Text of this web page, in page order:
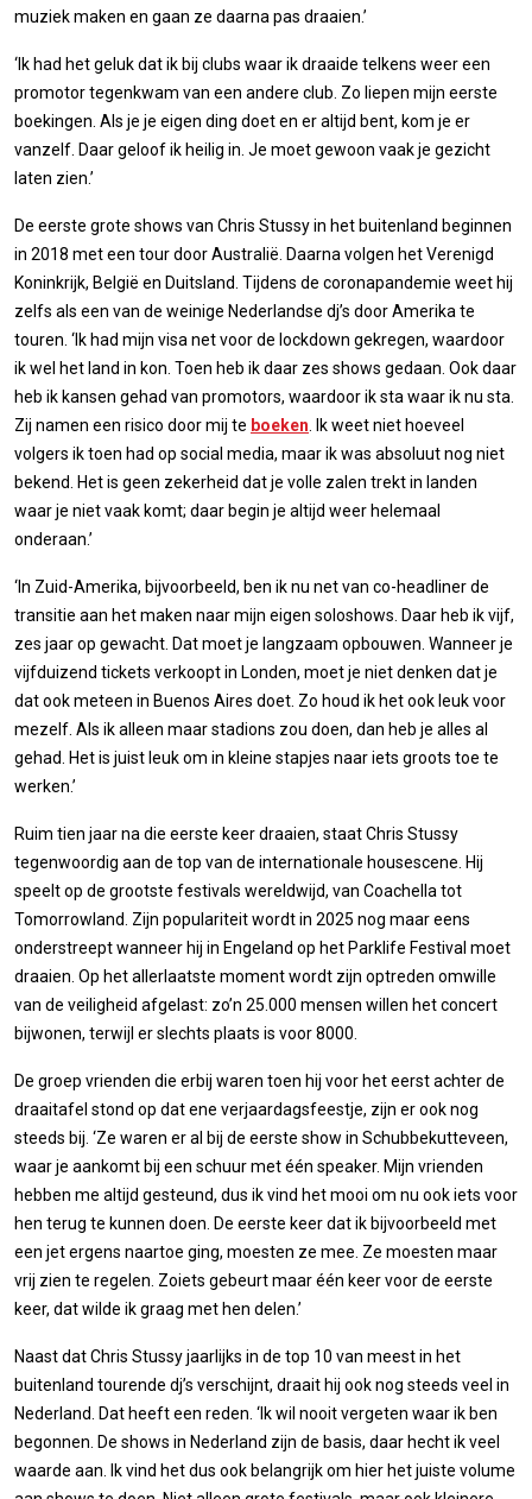
muziek maken en gaan ze daarna pas draaien.’
‘Ik had het geluk dat ik bij clubs waar ik draaide telkens weer een
promotor tegenkwam van een andere club. Zo liepen mijn eerste
boekingen. Als je je eigen ding doet en er altijd bent, kom je er
vanzelf. Daar geloof ik heilig in. Je moet gewoon vaak je gezicht
laten zien.’
De eerste grote shows van Chris Stussy in het buitenland beginnen
in 2018 met een tour door Australië. Daarna volgen het Verenigd
Koninkrijk, België en Duitsland. Tijdens de coronapandemie weet hij
zelfs als een van de weinige Nederlandse dj’s door Amerika te
touren. ‘Ik had mijn visa net voor de lockdown gekregen, waardoor
ik wel het land in kon. Toen heb ik daar zes shows gedaan. Ook daar
heb ik kansen gehad van promotors, waardoor ik sta waar ik nu sta.
Zij namen een risico door mij te boeken. Ik weet niet hoeveel
volgers ik toen had op social media, maar ik was absoluut nog niet
bekend. Het is geen zekerheid dat je volle zalen trekt in landen
waar je niet vaak komt; daar begin je altijd weer helemaal
onderaan.’
‘In Zuid-Amerika, bijvoorbeeld, ben ik nu net van co-headliner de
transitie aan het maken naar mijn eigen soloshows. Daar heb ik vijf,
zes jaar op gewacht. Dat moet je langzaam opbouwen. Wanneer je
vijfduizend tickets verkoopt in Londen, moet je niet denken dat je
dat ook meteen in Buenos Aires doet. Zo houd ik het ook leuk voor
mezelf. Als ik alleen maar stadions zou doen, dan heb je alles al
gehad. Het is juist leuk om in kleine stapjes naar iets groots toe te
werken.’
Ruim tien jaar na die eerste keer draaien, staat Chris Stussy
tegenwoordig aan de top van de internationale housescene. Hij
speelt op de grootste festivals wereldwijd, van Coachella tot
Tomorrowland. Zijn populariteit wordt in 2025 nog maar eens
onderstreept wanneer hij in Engeland op het Parklife Festival moet
draaien. Op het allerlaatste moment wordt zijn optreden omwille
van de veiligheid afgelast: zo’n 25.000 mensen willen het concert
bijwonen, terwijl er slechts plaats is voor 8000.
De groep vrienden die erbij waren toen hij voor het eerst achter de
draaitafel stond op dat ene verjaardagsfeestje, zijn er ook nog
steeds bij. ‘Ze waren er al bij de eerste show in Schubbekutteveen,
waar je aankomt bij een schuur met één speaker. Mijn vrienden
hebben me altijd gesteund, dus ik vind het mooi om nu ook iets voor
hen terug te kunnen doen. De eerste keer dat ik bijvoorbeeld met
een jet ergens naartoe ging, moesten ze mee. Ze moesten maar
vrij zien te regelen. Zoiets gebeurt maar één keer voor de eerste
keer, dat wilde ik graag met hen delen.’
Naast dat Chris Stussy jaarlijks in de top 10 van meest in het
buitenland tourende dj’s verschijnt, draait hij ook nog steeds veel in
Nederland. Dat heeft een reden. ‘Ik wil nooit vergeten waar ik ben
begonnen. De shows in Nederland zijn de basis, daar hecht ik veel
waarde aan. Ik vind het dus ook belangrijk om hier het juiste volume